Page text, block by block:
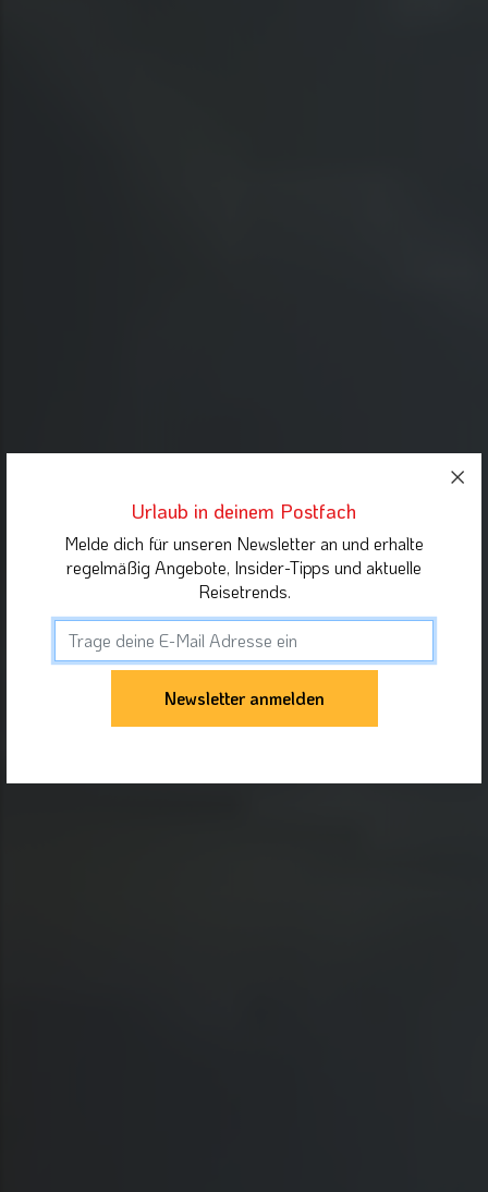
Urlaub in deinem Postfach
Melde dich für unseren Newsletter an und erhalte
regelmäßig Angebote, Insider-Tipps und aktuelle
Reisetrends.